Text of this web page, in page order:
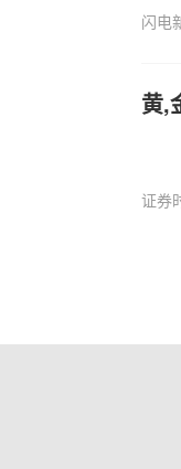
闪电
黄,
证券